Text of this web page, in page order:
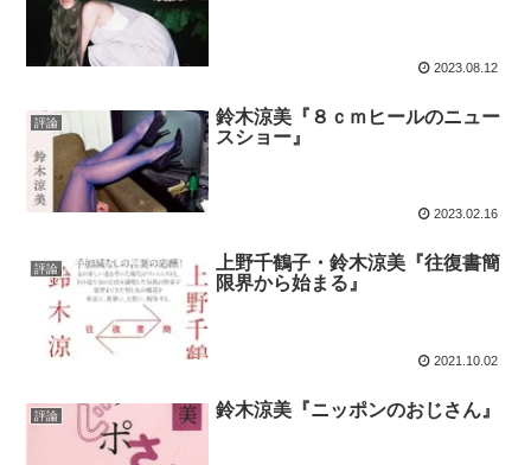
2023.08.12
評論
鈴木涼美『８ｃｍヒールのニュー
スショー』
2023.02.16
評論
上野千鶴子・鈴木涼美『往復書簡
限界から始まる』
2021.10.02
評論 鈴木涼美『ニッポンのおじさん』